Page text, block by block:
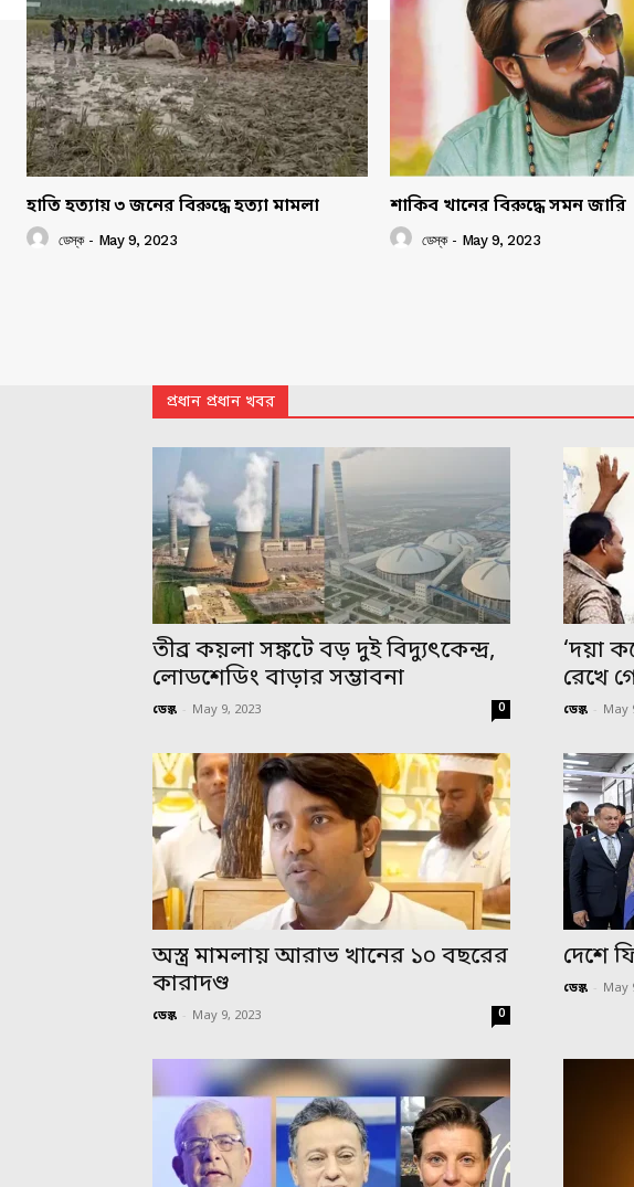
হাতি হত্যায় ৩ জনের বিরুদ্ধে হত্যা মামলা
ডেস্ক - May 9, 2023
শাকিব খানের বিরুদ্ধে সমন জারি
ডেস্ক - May 9, 2023
প্রধান প্রধান খবর
তীব্র কয়লা সঙ্কটে বড় দুই বিদ্যুৎকেন্দ্র,
লোডশেডিং বাড়ার সম্ভাবনা
ডেস্ক - May 9, 2023 0
‘দয়া
রেখে
ডেস্ক - May
অস্ত্র মামলায় আরাভ খানের ১০ বছরের
কারাদণ্ড
ডেস্ক - May 9, 2023 0
দেশে
ডেস্ক - May